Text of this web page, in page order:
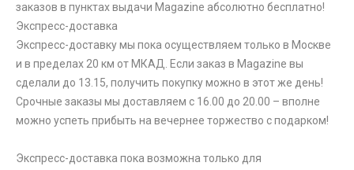
заказов в пунктах выдачи Magazine абсолютно бесплатно!
Экспресс-доставка
Экспресс-доставку мы пока осуществляем только в Москве
и в пределах 20 км от МКАД. Если заказ в Magazine вы
сделали до 13.15, получить покупку можно в этот же день!
Срочные заказы мы доставляем с 16.00 до 20.00 – вполне
можно успеть прибыть на вечернее торжество с подарком!
Экспресс-доставка пока возможна только для